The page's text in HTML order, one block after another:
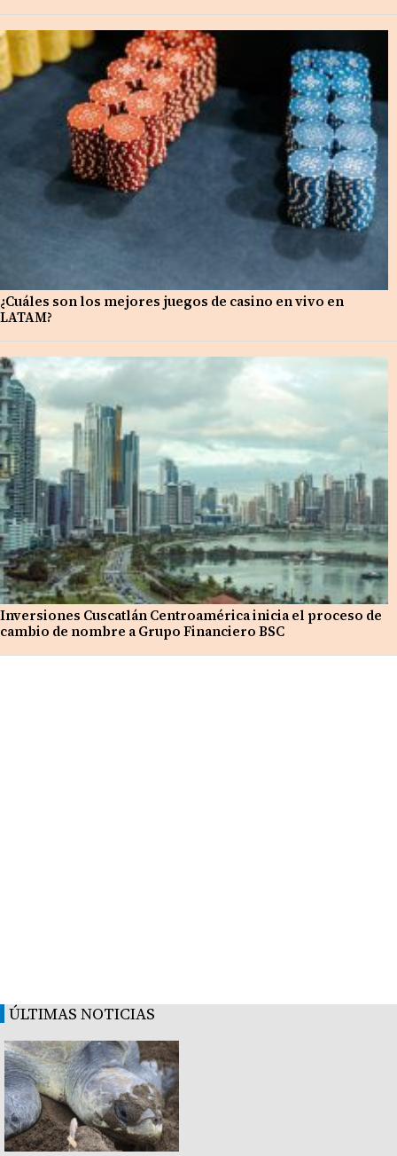
¿Cuáles son los mejores juegos de casino en vivo en
LATAM?
Inversiones Cuscatlán Centroamérica inicia el proceso de
cambio de nombre a Grupo Financiero BSC
ÚLTIMAS NOTICIAS